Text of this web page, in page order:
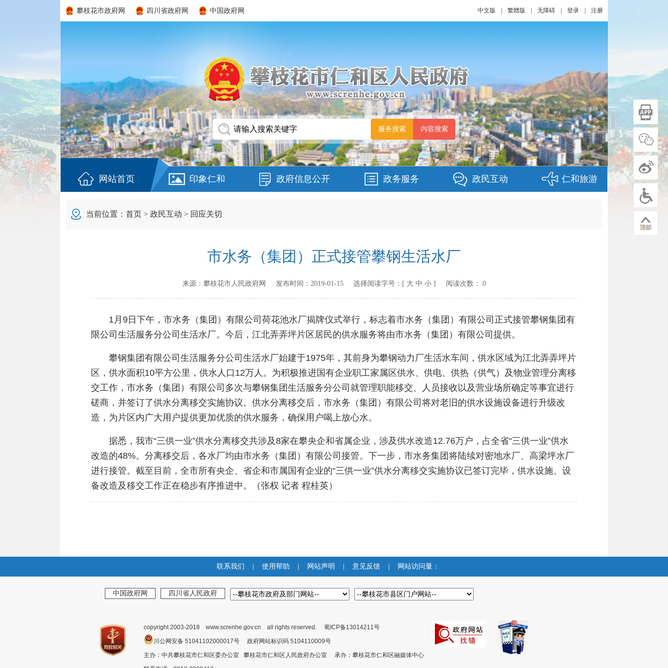
攀枝花市政府网 四川省政府网 中国政府网 中文版 繁體版 无障碍 登录 注册
网站首页 印象仁和 政府信息公开 政务服务 政民互动 仁和旅游
当前位置： 首页 > 政民互动 > 回应关切
市水务（集团）正式接管攀钢生活水厂
来源： 攀枝花市人民政府网 发布时间： 2019-01-15选择阅读字号：[ 大 中 小] 阅读次数： 0
1月9日下午，市水务（集团）有限公司荷花池水厂揭牌仪式举行，标志着市水务（集团）有限公司正式接管攀钢集团有
限公司生活服务分公司生活水厂。今后，江北弄弄坪片区居民的供水服务将由市水务（集团）有限公司提供。
攀钢集团有限公司生活服务分公司生活水厂始建于1975年，其前身为攀钢动力厂生活水车间，供水区域为江北弄弄坪片
区，供水面积10平方公里，供水人口12万人。为积极推进国有企业职工家属区供水、供电、供热（供气）及物业管理分离移
交工作，市水务（集团）有限公司多次与攀钢集团生活服务分公司就管理职能移交、人员接收以及营业场所确定等事宜进行
磋商，并签订了供水分离移交实施协议。供水分离移交后，市水务（集团）有限公司将对老旧的供水设施设备进行升级改
造，为片区内广大用户提供更加优质的供水服务，确保用户喝上放心水。
据悉，我市“三供一业”供水分离移交共涉及8家在攀央企和省属企业，涉及供水改造12.76万户，占全省“三供一业”供水
改造的48%。分离移交后，各水厂均由市水务（集团）有限公司接管。下一步，市水务集团将陆续对密地水厂、高梁坪水厂
进行接管。截至目前，全市所有央企、省企和市属国有企业的“三供一业”供水分离移交实施协议已签订完毕，供水设施、设
备改造及移交工作正在稳步有序推进中。（张权 记者 程桂英）
联系我们 使用帮助 网站声明 意见反馈 网站访问量：
中国政府网 四川省人民政府
copyright 2003-2018 www.screnhe.gov.cn all rights reserved. 蜀ICP备13014211号
川公网安备 51041102000017号 政府网站标识码 5104110009号
主办：中共攀枝花市仁和区委办公室 攀枝花市仁和区人民政府办公室 承办：攀枝花市仁和区融媒体中心